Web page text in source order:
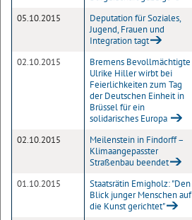
05.10.2015
Deputation für Soziales,
Jugend, Frauen und
Integration tagt
02.10.2015
Bremens Bevollmächtigte
Ulrike Hiller wirbt bei
Feierlichkeiten zum Tag
der Deutschen Einheit in
Brüssel für ein
solidarisches Europa
02.10.2015
Meilenstein in Findorff –
Klimaangepasster
Straßenbau beendet
01.10.2015
Staatsrätin Emigholz: "Den
Blick junger Menschen auf
die Kunst gerichtet"